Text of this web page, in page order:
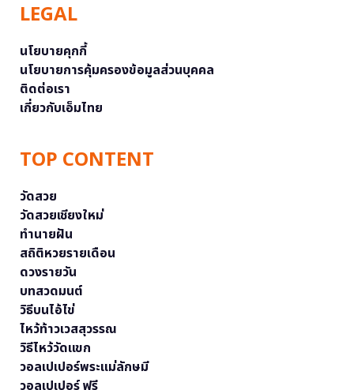
LEGAL
นโยบายคุกกี้
นโยบายการคุ้มครองข้อมูลส่วนบุคคล
ติดต่อเรา
เกี่ยวกับเอ็มไทย
TOP CONTENT
วัดสวย
วัดสวยเชียงใหม่
ทำนายฝัน
สถิติหวยรายเดือน
ดวงรายวัน
บทสวดมนต์
วิธีบนไอ้ไข่
ไหว้ท้าวเวสสุวรรณ
วิธีไหว้วัดแขก
วอลเปเปอร์พระแม่ลักษมี
วอลเปเปอร์ ฟรี